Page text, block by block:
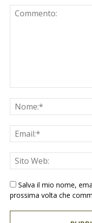
Salva il mio nome,
prossima volta che